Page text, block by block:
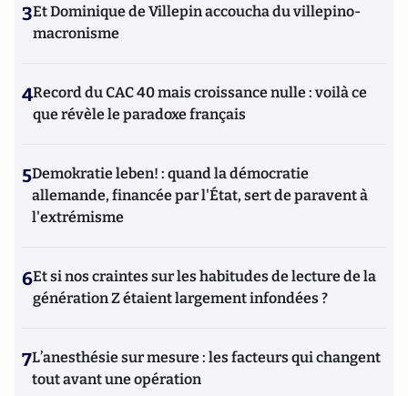
3Et Dominique de Villepin accoucha du villepino-
macronisme
4Record du CAC 40 mais croissance nulle : voilà ce
que révèle le paradoxe français
5Demokratie leben! : quand la démocratie
allemande, financée par l'État, sert de paravent à
l'extrémisme
6Et si nos craintes sur les habitudes de lecture de la
génération Z étaient largement infondées ?
7L’anesthésie sur mesure : les facteurs qui changent
tout avant une opération